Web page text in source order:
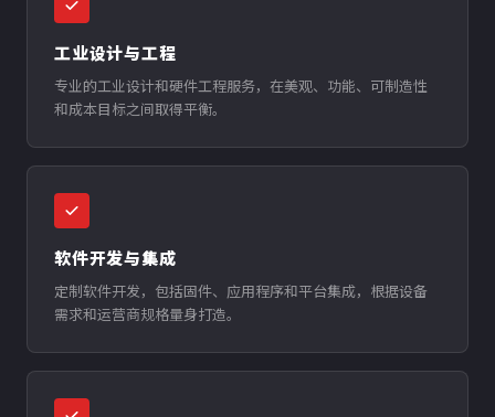
工业设计与工程
专业的工业设计和硬件工程服务，在美观、功能、可制造性
和成本目标之间取得平衡。
软件开发与集成
定制软件开发，包括固件、应用程序和平台集成，根据设备
需求和运营商规格量身打造。